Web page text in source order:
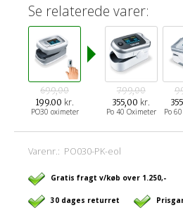
Se relaterede varer:
699,00
199.00 kr.
PO30 oximeter
799,00
355,00 kr.
Po 40 Oximeter Po
Varenr.: PO030-PK-eol
Gratis fragt v/køb over 1.250,-
30 dages returret